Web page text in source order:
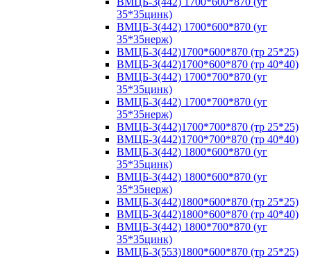
35*35цинк)
ВМЦБ-3(442) 1700*600*870 (уг
35*35нерж)
ВМЦБ-3(442)1700*600*870 (тр 25*25)
ВМЦБ-3(442)1700*600*870 (тр 40*40)
ВМЦБ-3(442) 1700*700*870 (уг
35*35цинк)
ВМЦБ-3(442) 1700*700*870 (уг
35*35нерж)
ВМЦБ-3(442)1700*700*870 (тр 25*25)
ВМЦБ-3(442)1700*700*870 (тр 40*40)
ВМЦБ-3(442) 1800*600*870 (уг
35*35цинк)
ВМЦБ-3(442) 1800*600*870 (уг
35*35нерж)
ВМЦБ-3(442)1800*600*870 (тр 25*25)
ВМЦБ-3(442)1800*600*870 (тр 40*40)
ВМЦБ-3(442) 1800*700*870 (уг
35*35цинк)
ВМЦБ-3(553)1800*600*870 (тр 25*25)